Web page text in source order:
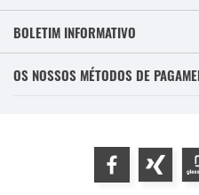
BOLETIM INFORMATIVO
OS NOSSOS MÉTODOS DE